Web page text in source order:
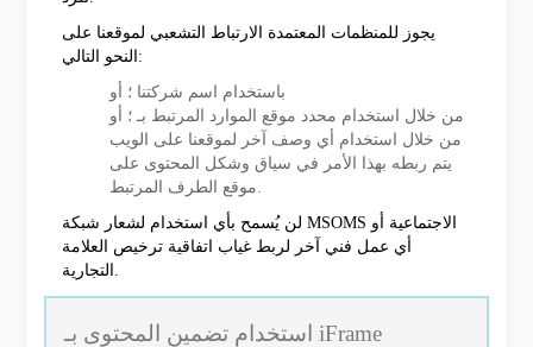
يجوز للمنظمات المعتمدة الارتباط التشعبي لموقعنا على
النحو التالي:
باستخدام اسم شركتنا ؛ أو
من خلال استخدام محدد موقع الموارد المرتبط بـ ؛ أو
من خلال استخدام أي وصف آخر لموقعنا على الويب
يتم ربطه بهذا الأمر في سياق وشكل المحتوى على
لن يُسمح بأي استخدام لشعار شبكة MSOMS الاجتماعية أو
أي عمل فني آخر لربط غياب اتفاقية ترخيص العلامة
استخدام تضمين المحتوى بـ iFrame